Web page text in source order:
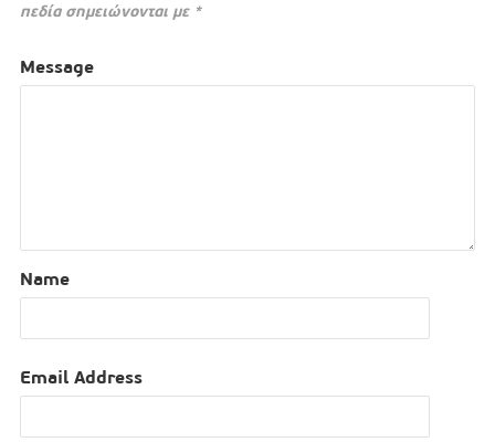
πεδία σημειώνονται με *
Message
Name
Email Address